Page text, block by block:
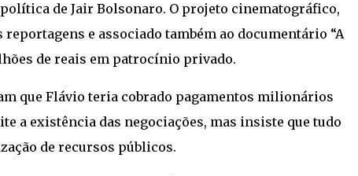
de Jair Bolsonaro. O projeto cinematográfico,
e associado também ao documentário “A
de reais em patrocínio privado.
que Flávio teria cobrado pagamentos milionários
a existência das negociações, mas insiste que tudo
de recursos públicos.